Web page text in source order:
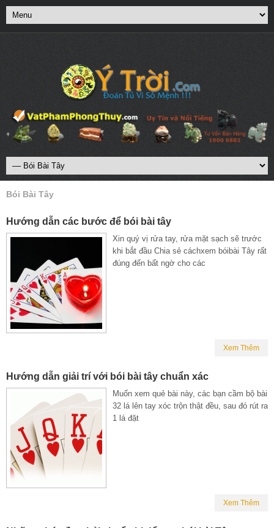
Bói Bài Tây
Hướng dẫn các bước để bói bài tây
Xin quý vị rửa tay, rửa mặt sạch sẽ trước
khi bắt đầu Chia sẻ cáchxem bóibài Tây rất
đúng đến bất ngờ cho các
Xem Thêm
Hướng dẫn giải trí với bói bài tây chuẩn xác
Muốn xem quẻ bài này, các bạn cầm bộ bài
32 lá lên tay xóc trộn thật đều, sau đó rút ra
1 lá đặt
Xem Thêm